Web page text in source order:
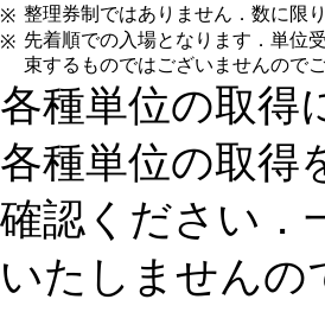
※ 整理券制ではありません．数に限
※ 先着順での入場となります．単位
束するものではございませんので
各種単位の取得
各種単位の取得
確認ください．
いたしませんの